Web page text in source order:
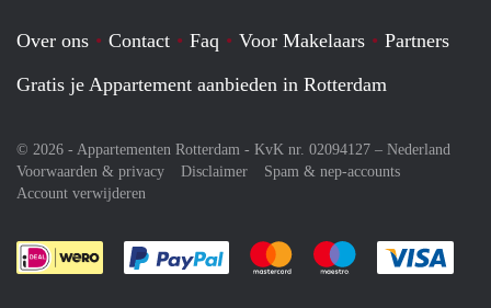
Over ons Contact Faq Voor Makelaars
Partners
Gratis je Appartement aanbieden in Rotterdam
© 2026 - Appartementen Rotterdam - KvK nr. 02094127 – Nederland
Voorwaarden & privacy
Disclaimer
Spam & nep-accounts
Account verwijderen
Je rekent gemakkelijk af met Paypal
Je rekent gemakkelijk af met
Je rekent